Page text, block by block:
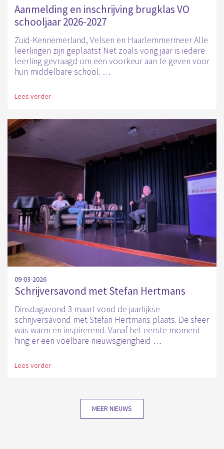
Aanmelding en inschrijving brugklas VO
schooljaar 2026-2027
Zuid-Kennemerland, Velsen en Haarlemmermeer Alle
leerlingen zijn geplaatst Net zoals vorig jaar is iedere
leerling gevraagd om een voorkeur aan te geven voor
hun middelbare school. …
Lees verder
09-03-2026
Schrijversavond met Stefan Hertmans
Dinsdagavond 3 maart vond de jaarlijkse
schrijversavond met Stefan Hertmans plaats. De sfeer
was warm en inspirerend. Vanaf het eerste moment
hing er een voelbare nieuwsgierigheid …
Lees verder
MEER NIEUWS